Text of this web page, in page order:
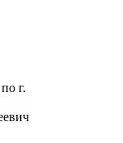
г.